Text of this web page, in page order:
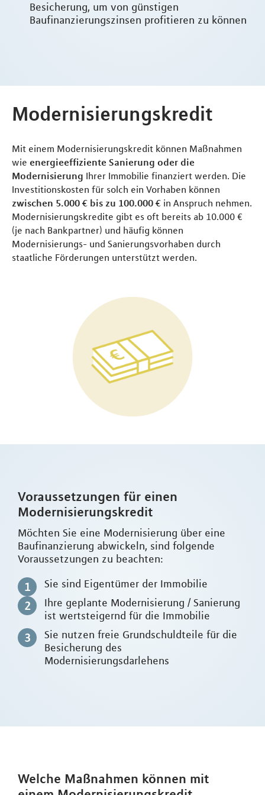
Besicherung, um von günstigen
Baufinanzierungszinsen profitieren zu können
Modernisierungskredit
Mit einem Modernisierungskredit können Maßnahmen
wie energieeffiziente Sanierung oder die
Modernisierung Ihrer Immobilie finanziert werden. Die
Investitionskosten für solch ein Vorhaben können
zwischen 5.000 € bis zu 100.000 € in Anspruch nehmen.
Modernisierungskredite gibt es oft bereits ab 10.000 €
(je nach Bankpartner) und häufig können
Modernisierungs- und Sanierungsvorhaben durch
staatliche Förderungen unterstützt werden.
Voraussetzungen für einen
Modernisierungskredit
Möchten Sie eine Modernisierung über eine
Baufinanzierung abwickeln, sind folgende
Voraussetzungen zu beachten:
Sie sind Eigentümer der Immobilie
Ihre geplante Modernisierung / Sanierung
ist wertsteigernd für die Immobilie
Sie nutzen freie Grundschuldteile für die
Besicherung des
Modernisierungsdarlehens
Welche Maßnahmen können mit